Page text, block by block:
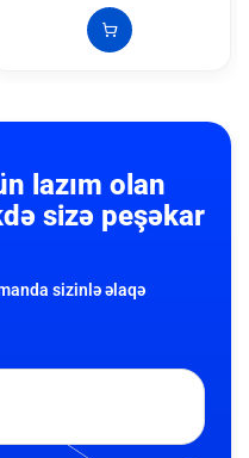
lazım olan
sizə peşəkar
sizinlə əlaqə